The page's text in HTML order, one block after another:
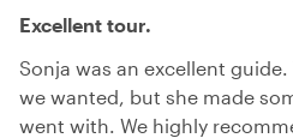
Excellent tour.
Sonja was an excellent
we wanted, but she made
went with. We highly